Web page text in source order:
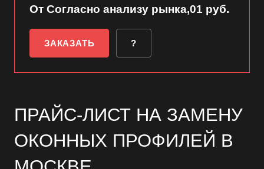
От Согласно анализу рынка,01 руб.
ЗАКАЗАТЬ ?
ПРАЙС-ЛИСТ НА ЗАМЕНУ
ОКОННЫХ ПРОФИЛЕЙ В